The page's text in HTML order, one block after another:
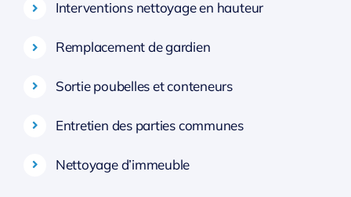
Interventions nettoyage en hauteur
Remplacement de gardien
Sortie poubelles et conteneurs
Entretien des parties communes
Nettoyage d’immeuble